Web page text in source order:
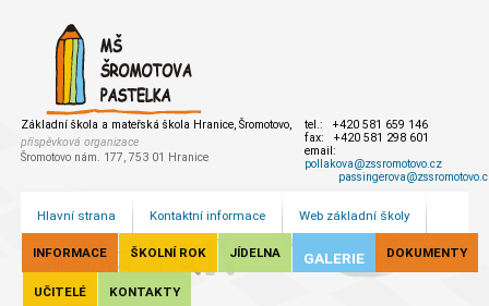
Základní škola a mateřská škola Hranice, Šromotovo,
příspěvková organizace
Šromotovo nám. 177, 753 01 Hranice
tel.: +420 581 659 146
fax: +420 581 298 601
email:
pollakova@zssromotovo.cz
Hlavní strana Kontaktní informace Web základní školy
INFORMACE ŠKOLNÍ ROK JÍDELNA GALERIE DOKUMENTY
UČITELÉ KONTAKTY